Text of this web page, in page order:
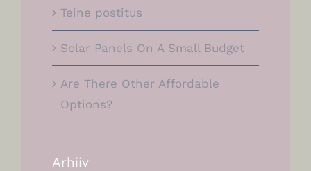
Teine postitus
Solar Panels On A Small Budget
Are There Other Affordable
Options?
Arhiiv